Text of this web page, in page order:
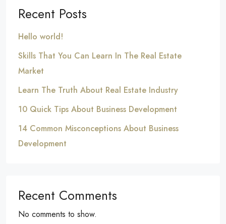
Recent Posts
Hello world!
Skills That You Can Learn In The Real Estate
Market
Learn The Truth About Real Estate Industry
10 Quick Tips About Business Development
14 Common Misconceptions About Business
Development
Recent Comments
No comments to show.